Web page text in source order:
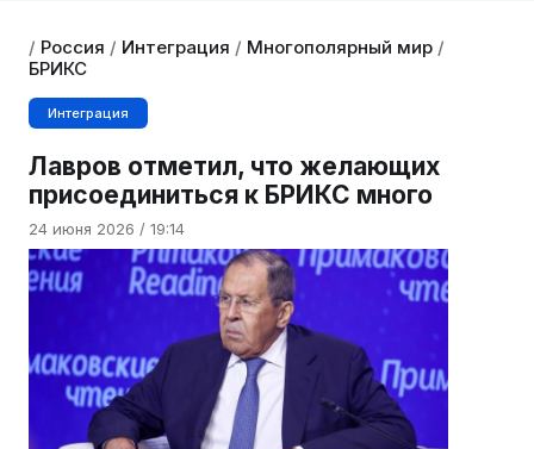
/ Россия / Интеграция / Многополярный мир /
БРИКС
Интеграция
Лавров отметил, что желающих
присоединиться к БРИКС много
24 июня 2026 / 19:14